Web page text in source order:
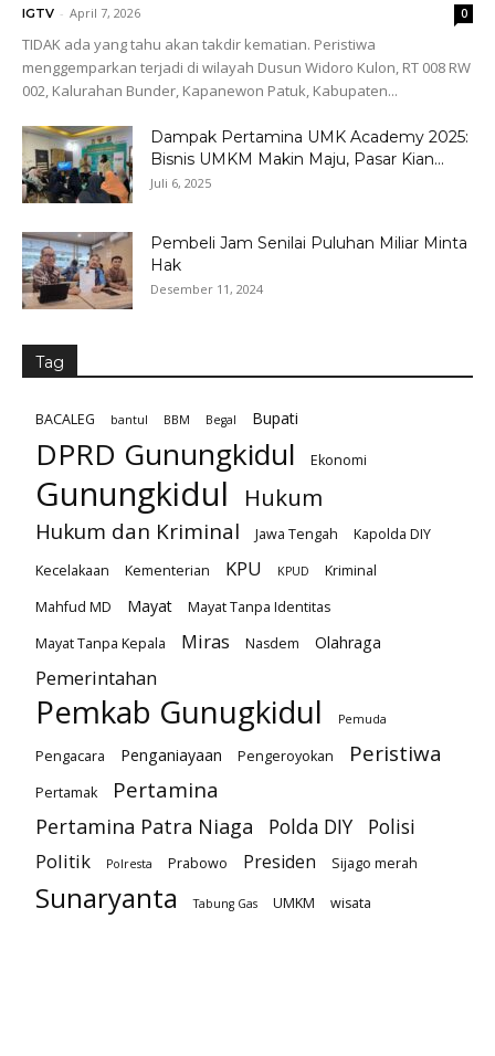
IGTV - April 7, 2026 0
TIDAK ada yang tahu akan takdir kematian. Peristiwa
menggemparkan terjadi di wilayah Dusun Widoro Kulon, RT 008 RW
002, Kalurahan Bunder, Kapanewon Patuk, Kabupaten...
Dampak Pertamina UMK Academy 2025:
Bisnis UMKM Makin Maju, Pasar Kian...
Juli 6, 2025
Pembeli Jam Senilai Puluhan Miliar Minta
Hak
Desember 11, 2024
Tag
BACALEG bantul BBM Begal Bupati
DPRD Gunungkidul Ekonomi
Gunungkidul Hukum
Hukum dan Kriminal Jawa Tengah
Kapolda DIY
Kecelakaan
Kementerian KPU KPUD
Kriminal
Mahfud MD
Mayat
Mayat Tanpa Identitas
Mayat Tanpa Kepala
Miras Nasdem Olahraga
Pemerintahan
Pemkab Gunugkidul Pemuda
Pengacara Penganiayaan Pengeroyokan Peristiwa
Pertamak Pertamina
Pertamina Patra Niaga Polda DIY
Polisi
Politik
Polresta Prabowo Presiden Sijago merah
Sunaryanta Tabung Gas UMKM wisata